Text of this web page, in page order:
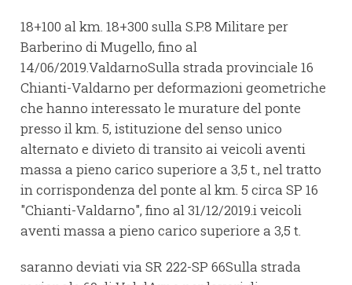
18+100 al km. 18+300 sulla S.P.8 Militare per
Barberino di Mugello, fino al
14/06/2019.ValdarnoSulla strada provinciale 16
Chianti-Valdarno per deformazioni geometriche
che hanno interessato le murature del ponte
presso il km. 5, istituzione del senso unico
alternato e divieto di transito ai veicoli aventi
massa a pieno carico superiore a 3,5 t., nel tratto
in corrispondenza del ponte al km. 5 circa SP 16
"Chianti-Valdarno", fino al 31/12/2019.i veicoli
aventi massa a pieno carico superiore a 3,5 t.
saranno deviati via SR 222-SP 66Sulla strada